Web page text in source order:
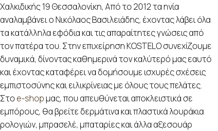
Χαλκιδικής 19 Θεσσαλονίκη, Από το 2012 τα ηνία
αναλαμβάνει ο Νικόλαος Βασιλειάδης, έχοντας λάβει όλα
τα κατάλληλα εφόδια και τις απαραίτητες γνώσεις από
τον πατέρα του. Στην επιχείρηση KOSTELO συνεχίζουμε
δυναμικά, δίνοντας καθημερινά τον καλύτερό μας εαυτό
και έχοντας καταφέρει να δομήσουμε ισχυρές σχέσεις
εμπιστοσύνης και ειλικρίνειας με όλους τους πελάτες.
Στο e-shopμας, που απευθύνεται αποκλειστικά σε
εμπόρους, θα βρείτε δερμάτινα και πλαστικά λουράκια
ρολογιών, μπρασελέ, μπαταρίες και άλλα αξεσουάρ